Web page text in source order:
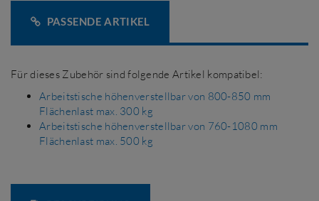
PASSENDE ARTIKEL
Für dieses Zubehör sind folgende Artikel kompatibel:
Arbeitstische höhenverstellbar von 800-850 mm
Flächenlast max. 300 kg
Arbeitstische höhenverstellbar von 760-1080 mm
Flächenlast max. 500 kg